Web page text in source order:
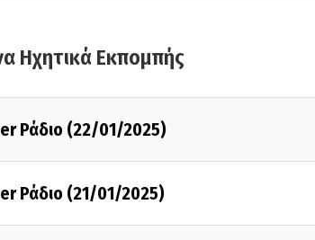
Ηχητικά Εκπομπής
Ράδιο (22/01/2025)
Ράδιο (21/01/2025)